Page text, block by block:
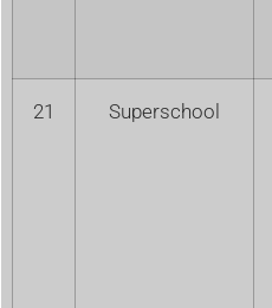
21 Superschool